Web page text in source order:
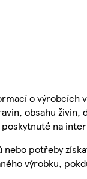
o výrobcích
obsahu
na
nebo potřeby
výrobku,